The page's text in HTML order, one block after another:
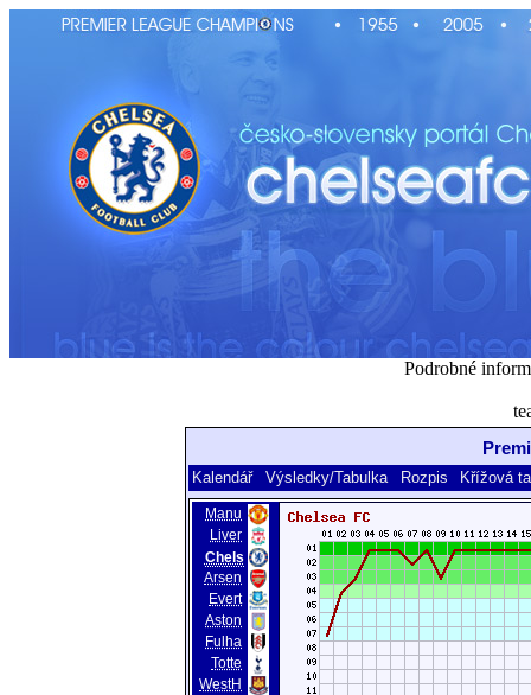
Podrobné
Kalendář Výsledky/Tabulka Rozpis Křížová
Manu
Liver
Chels
Arsen
Evert
Aston
Fulha
Totte
WestH